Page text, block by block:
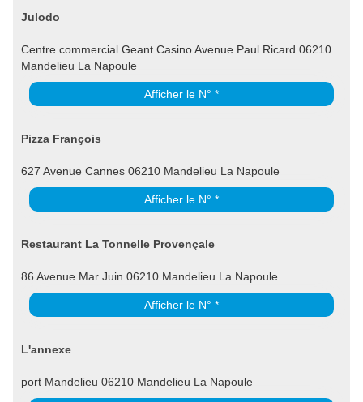
Julodo
Centre commercial Geant Casino Avenue Paul Ricard 06210
Mandelieu La Napoule
Afficher le N° *
Pizza François
627 Avenue Cannes 06210 Mandelieu La Napoule
Afficher le N° *
Restaurant La Tonnelle Provençale
86 Avenue Mar Juin 06210 Mandelieu La Napoule
Afficher le N° *
L'annexe
port Mandelieu 06210 Mandelieu La Napoule